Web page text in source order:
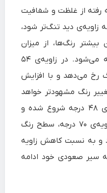
از غلظت و شفافیت
دید تنگ‌تر شود،
رنگ‌ها، از میزان
شفافیت نمایشگر نیز کاسته می‌شود. در زاویه‌ی ۵۴
رخ می‌دهد و با افزایش
رنگ مشهودتر خواهد
شد. تغییر گاما نیز از زاویه‌ی ۴۸ درجه شروع شده و
درنهایت، با قرار گرفتن در زاویه‌ی ۷۰ درجه، سطح رنگ
به نسبت کاهش زاویه
صعودی خود ادامه